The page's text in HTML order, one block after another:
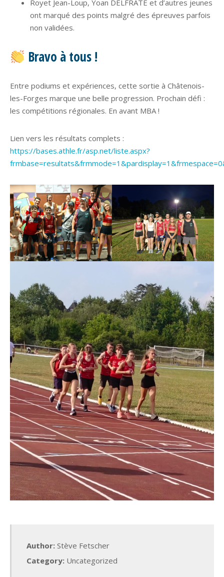
Royet Jean-Loup, Yoan DELFRATE et d’autres jeunes
ont marqué des points malgré des épreuves parfois
non validées.
Bravo à tous !
Entre podiums et expériences, cette sortie à Châtenois-
les-Forges marque une belle progression. Prochain défi :
les compétitions régionales. En avant MBA !
Lien vers les résultats complets :
https://bases.athle.fr/asp.net/liste.aspx?
Author: Stève Fetscher
Category: Uncategorized